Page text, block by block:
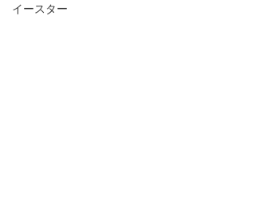
イースター